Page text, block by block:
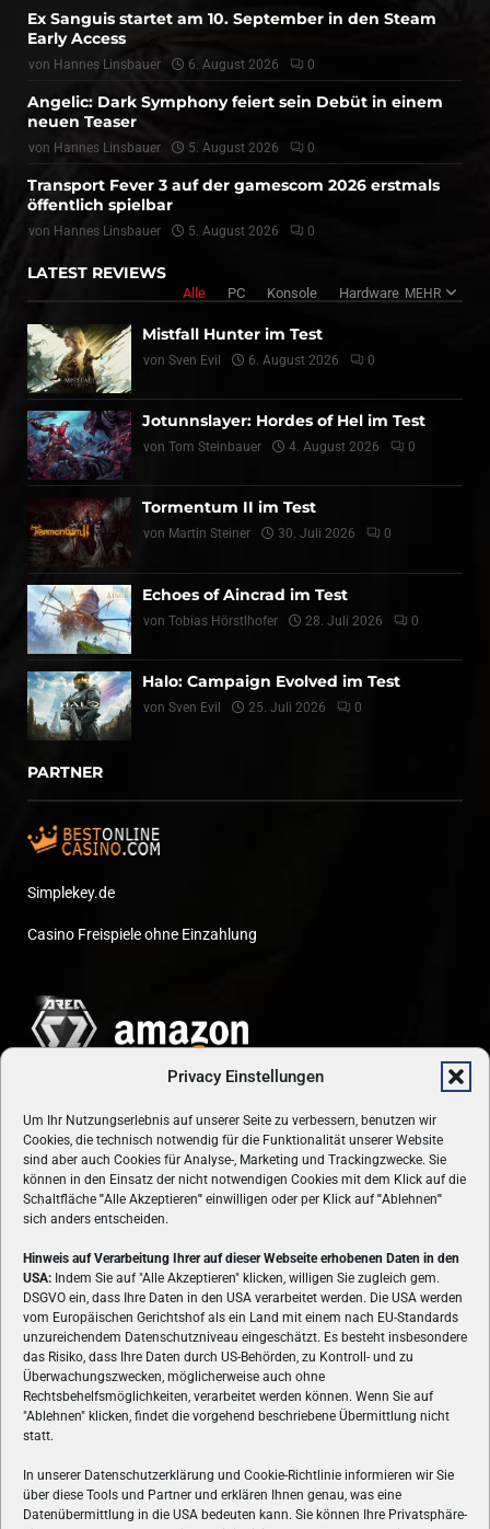
Privacy Einstellungen
Um Ihr Nutzungserlebnis auf unserer Seite zu verbessern, benutzen wir
Cookies, die technisch notwendig für die Funktionalität unserer Website
sind aber auch Cookies für Analyse-, Marketing und Trackingzwecke. Sie
können in den Einsatz der nicht notwendigen Cookies mit dem Klick auf die
Schaltfläche "Alle Akzeptieren" einwilligen oder per Klick auf"Ablehnen"
sich anders entscheiden.
Hinweis auf Verarbeitung Ihrer auf dieser Webseite erhobenen Daten in den
USA: Indem Sie auf "Alle Akzeptieren" klicken, willigen Sie zugleich gem.
DSGVO ein, dass Ihre Daten in den USA verarbeitet werden. Die USA werden
vom Europäischen Gerichtshof als ein Land mit einem nach EU-Standards
unzureichendem Datenschutzniveau eingeschätzt. Es besteht insbesondere
das Risiko, dass Ihre Daten durch US-Behörden, zu Kontroll- und zu
Überwachungszwecken, möglicherweise auch ohne
Rechtsbehelfsmöglichkeiten, verarbeitet werden können. Wenn Sie auf
"Ablehnen" klicken, findet die vorgehend beschriebene Übermittlung nicht
statt.
In unserer Datenschutzerklärung und Cookie-Richtlinie informieren wir Sie
über diese Tools und Partner und erklären Ihnen genau, was eine
Datenübermittlung in die USA bedeuten kann. Sie können Ihre Privatsphäre-
Ex Sanguis startet am 10. September in den Steam
Early Access
von Hannes Linsbauer 6. August 2026 0
Angelic: Dark Symphony feiert sein Debüt in einem
neuen Teaser
von Hannes Linsbauer 5. August 2026 0
Transport Fever 3 auf der gamescom 2026 erstmals
öffentlich spielbar
von Hannes Linsbauer 5. August 2026 0
LATEST REVIEWS
Alle PC Konsole Hardware MEHR
Mistfall Hunter im Test
von Sven Evil 6. August 2026 0
Jotunnslayer: Hordes of Hel im Test
von Tom Steinbauer 4. August 2026 0
Tormentum II im Test
von Martin Steiner 30. Juli 2026 0
Echoes of Aincrad im Test
von Tobias Hörstlhofer 28. Juli 2026 0
Halo: Campaign Evolved im Test
von Sven Evil 25. Juli 2026 0
PARTNER
Simplekey.de
Casino Freispiele ohne Einzahlung
ÜBER UNS
VON GAMERN, FÜR GAMER! Gamers.at ist das älteste Online-
Spielemagazin Österreichs und bringt täglich aktuelle News,
Reviews und Videos zu PC- und Konsolenspielen, Gaming-
Hardware und aus der Welt des e-Sport's.
FOLGE UNS